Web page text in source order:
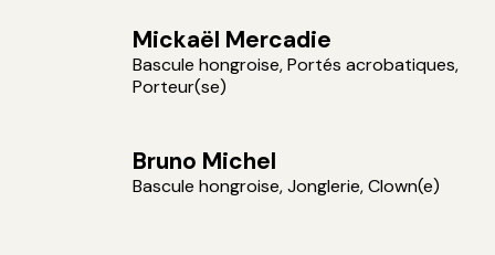
Mickaël Mercadie
Bascule hongroise, Portés acrobatiques,
Porteur(se)
Bruno Michel
Bascule hongroise, Jonglerie, Clown(e)